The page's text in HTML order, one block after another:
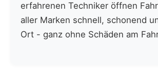
erfahrenen Techniker öffnen
aller Marken schnell, schonend
Ort - ganz ohne Schäden am